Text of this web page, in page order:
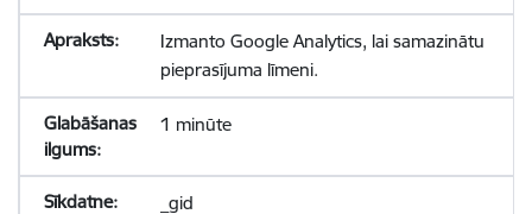
Izmanto Google Analytics, lai samazinātu
pieprasījuma līmeni.
1 minūte
_gid